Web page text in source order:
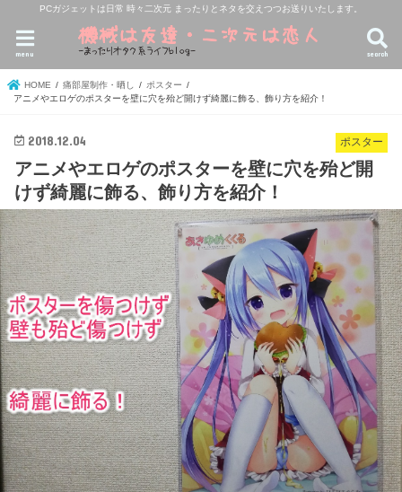
PCガジェットは日常 時々二次元 まったりとネタを交えつつお送りいたします。
search
menu
HOME 痛部屋制作・晒し
ポスター
アニメやエロゲのポスターを壁に穴を殆ど開けず綺麗に飾る、飾り方を紹介！
ポスター
2018.12.04
アニメやエロゲのポスターを壁に穴を殆ど開
けず綺麗に飾る、飾り方を紹介！